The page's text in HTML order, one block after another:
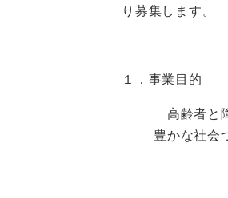
り募集します。
１．事業目的
高齢者と
豊かな社会